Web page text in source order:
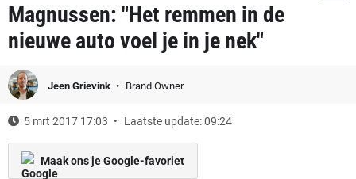
Magnussen: "Het remmen in de
nieuwe auto voel je in je nek"
Jeen Grievink Brand Owner
5 mrt 2017 17:03 Laatste update: 09:24
Maak ons je Google-favoriet